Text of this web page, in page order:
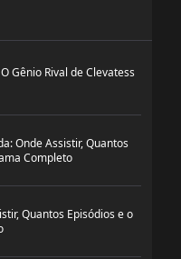
Gênio Rival de Clevatess
Onde Assistir, Quantos
Completo
Quantos Episódios e o